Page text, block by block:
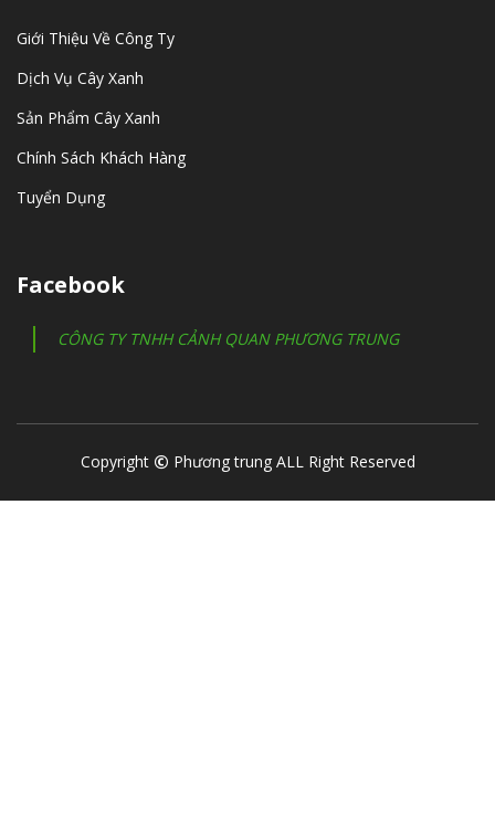
Giới Thiệu Về Công Ty
Dịch Vụ Cây Xanh
Sản Phẩm Cây Xanh
Chính Sách Khách Hàng
Tuyển Dụng
Facebook
CÔNG TY TNHH CẢNH QUAN PHƯƠNG TRUNG
Copyright Phương trung ALL Right Reserved